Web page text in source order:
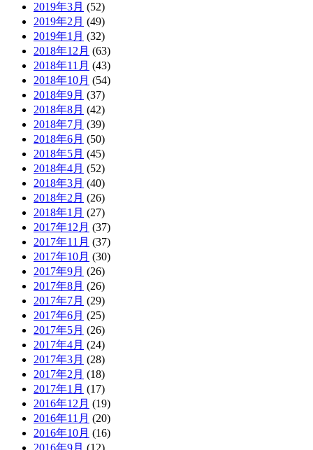
2019年3月 (52)
2019年2月 (49)
2019年1月 (32)
2018年12月 (63)
2018年11月 (43)
2018年10月 (54)
2018年9月 (37)
2018年8月 (42)
2018年7月 (39)
2018年6月 (50)
2018年5月 (45)
2018年4月 (52)
2018年3月 (40)
2018年2月 (26)
2018年1月 (27)
2017年12月 (37)
2017年11月 (37)
2017年10月 (30)
2017年9月 (26)
2017年8月 (26)
2017年7月 (29)
2017年6月 (25)
2017年5月 (26)
2017年4月 (24)
2017年3月 (28)
2017年2月 (18)
2017年1月 (17)
2016年12月 (19)
2016年11月 (20)
2016年10月 (16)